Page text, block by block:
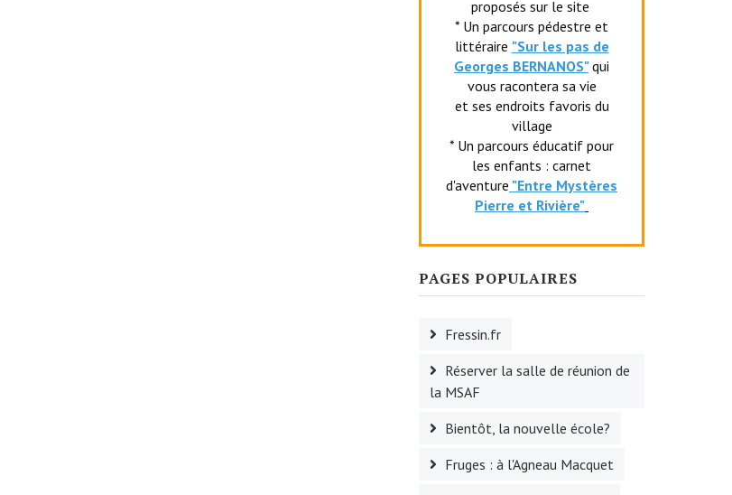
proposés sur le site
* Un parcours pédestre et
littéraire "Sur les pas de
Georges BERNANOS" qui
vous racontera sa vie
et ses endroits favoris du
village
* Un parcours éducatif pour
les enfants : carnet
d'aventure "Entre Mystères
Pierre et Rivière"
PAGES POPULAIRES
Fressin.fr
Réserver la salle de réunion de
la MSAF
Bientôt, la nouvelle école?
Fruges : à l'Agneau Macquet